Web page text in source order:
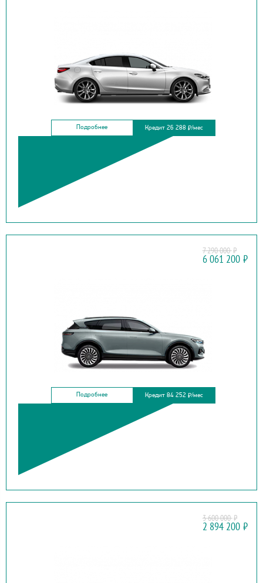
Подробнее Кредит 26 288 ₽/мес
7 290 000₽
6 061 200 ₽
Подробнее Кредит 84 252 ₽/мес
3 600 000₽
2 894 200 ₽